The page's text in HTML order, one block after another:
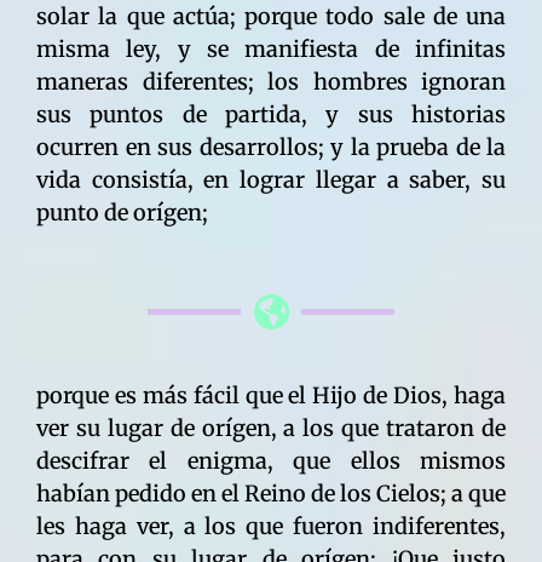
solar la que actúa; porque todo sale de una
misma ley, y se manifiesta de infinitas
maneras diferentes; los hombres ignoran
sus puntos de partida, y sus historias
ocurren en sus desarrollos; y la prueba de la
vida consistía, en lograr llegar a saber, su
punto de orígen;
porque es más fácil que el Hijo de Dios, haga
ver su lugar de orígen, a los que trataron de
descifrar el enigma, que ellos mismos
habían pedido en el Reino de los Cielos; a que
les haga ver, a los que fueron indiferentes,